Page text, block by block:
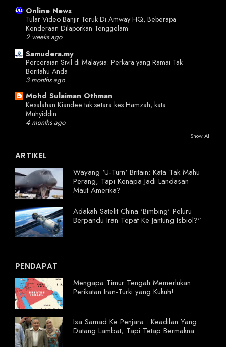
Online News
Tular Video Banjir Teruk Di Amway HQ, Beberapa
Kenderaan Dilaporkan Tenggelam
2 weeks ago
Samudera.my
Perceraian Sivil di Malaysia: Perkara yang Ramai Tak
Beritahu Anda
3 months ago
Mohd Sulaiman Othman
Kesalahan Kiandee tak setara kes Hamzah, kata
Muhyiddin
4 months ago
Show All
ARTIKEL
Wayang 'U-Turn' Britain: Kata Tak Mahu
Perang, Tapi Kenapa Jadi Landasan
Maut Amerika?
Adakah Satelit China 'Bimbing' Peluru
Berpandu Iran Tepat Ke Jantung Isbiol?"
PENDAPAT
Mengapa Timur Tengah Memerlukan
Perikatan Iran-Turki yang Kukuh!
Isa Samad Ke Penjara : Keadilan Yang
Datang Lambat, Tapi Tetap Bermakna